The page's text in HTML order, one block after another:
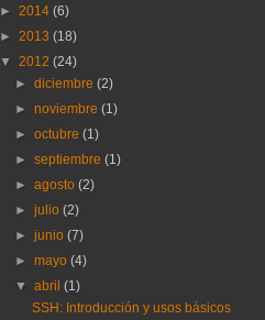
► 2014 (6)
► 2013 (18)
▼ 2012 (24)
►diciembre(2)
►noviembre(1)
►octubre(1)
►septiembre(1)
►agosto(2)
►julio(2)
►junio(7)
►mayo(4)
▼abril(1)
SSH: Introducción y usos básicos